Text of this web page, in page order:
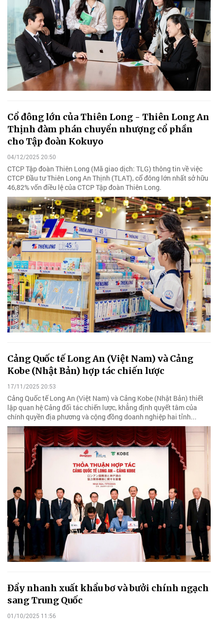
Cổ đông lớn của Thiên Long - Thiên Long An
Thịnh đàm phán chuyển nhượng cổ phần
cho Tập đoàn Kokuyo
04/12/2025 20:50
CTCP Tập đoàn Thiên Long (Mã giao dịch: TLG) thông tin về việc
CTCP Đầu tư Thiên Long An Thịnh (TLAT), cổ đông lớn nhất sở hữu
46,82% vốn điều lệ của CTCP Tập đoàn Thiên Long.
Cảng Quốc tế Long An (Việt Nam) và Cảng
Kobe (Nhật Bản) hợp tác chiến lược
17/11/2025 20:53
Cảng Quốc tế Long An (Việt Nam) và Cảng Kobe (Nhật Bản) thiết
lập quan hệ Cảng đối tác chiến lược, khẳng định quyết tâm của
chính quyền địa phương và cộng đồng doanh nghiệp hai tỉnh...
Đẩy nhanh xuất khẩu bơ và bưởi chính ngạch
sang Trung Quốc
01/10/2025 11:56